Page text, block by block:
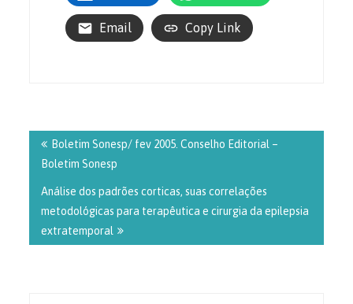
Email Copy Link
Boletim Sonesp/ fev 2005. Conselho Editorial –
Boletim Sonesp
Análise dos padrões corticas, suas correlações
metodológicas para terapêutica e cirurgia da epilepsia
extratemporal